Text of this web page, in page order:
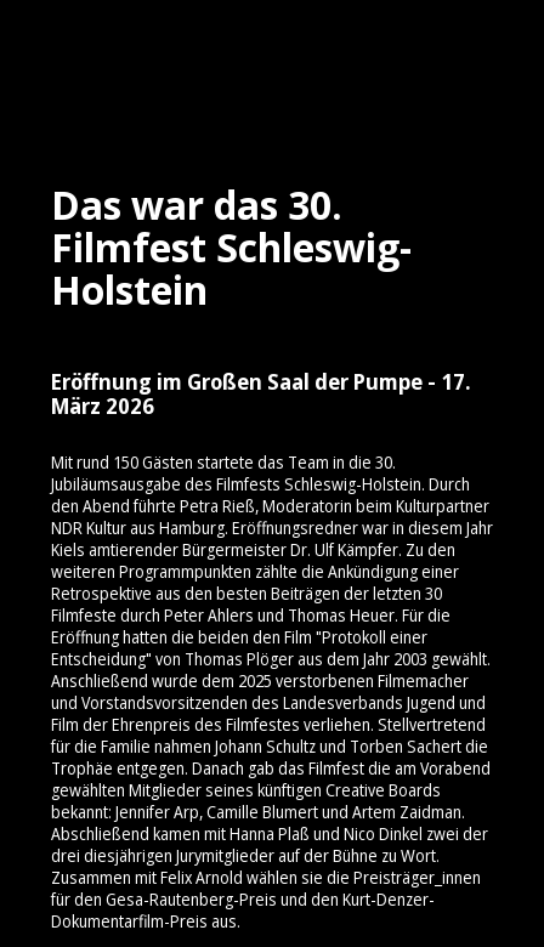
Das war das 30.
Filmfest Schleswig-
Holstein
Eröffnung im Großen Saal der Pumpe - 17.
März 2026
Mit rund 150 Gästen startete das Team in die 30.
Jubiläumsausgabe des Filmfests Schleswig-Holstein. Durch
den Abend führte Petra Rieß, Moderatorin beim Kulturpartner
NDR Kultur aus Hamburg. Eröffnungsredner war in diesem Jahr
Kiels amtierender Bürgermeister Dr. Ulf Kämpfer. Zu den
weiteren Programmpunkten zählte die Ankündigung einer
Retrospektive aus den besten Beiträgen der letzten 30
Filmfeste durch Peter Ahlers und Thomas Heuer. Für die
Eröffnung hatten die beiden den Film "Protokoll einer
Entscheidung" von Thomas Plöger aus dem Jahr 2003 gewählt.
Anschließend wurde dem 2025 verstorbenen Filmemacher
und Vorstandsvorsitzenden des Landesverbands Jugend und
Film der Ehrenpreis des Filmfestes verliehen. Stellvertretend
für die Familie nahmen Johann Schultz und Torben Sachert die
Trophäe entgegen. Danach gab das Filmfest die am Vorabend
gewählten Mitglieder seines künftigen Creative Boards
bekannt: Jennifer Arp, Camille Blumert und Artem Zaidman.
Abschließend kamen mit Hanna Plaß und Nico Dinkel zwei der
drei diesjährigen Jurymitglieder auf der Bühne zu Wort.
Zusammen mit Felix Arnold wählen sie die Preisträger_innen
für den Gesa-Rautenberg-Preis und den Kurt-Denzer-
Dokumentarfilm-Preis aus.